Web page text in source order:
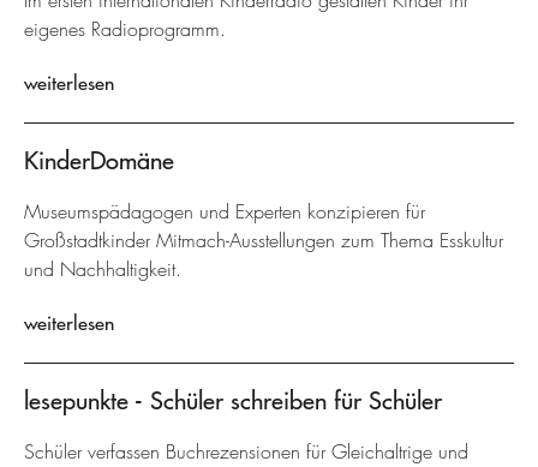
eigenes Radioprogramm.
weiterlesen
KinderDomäne
Museumspädagogen und Experten konzipieren für
Großstadtkinder Mitmach-Ausstellungen zum Thema Esskultur
und Nachhaltigkeit.
weiterlesen
lesepunkte - Schüler schreiben für Schüler
Schüler verfassen Buchrezensionen für Gleichaltrige und